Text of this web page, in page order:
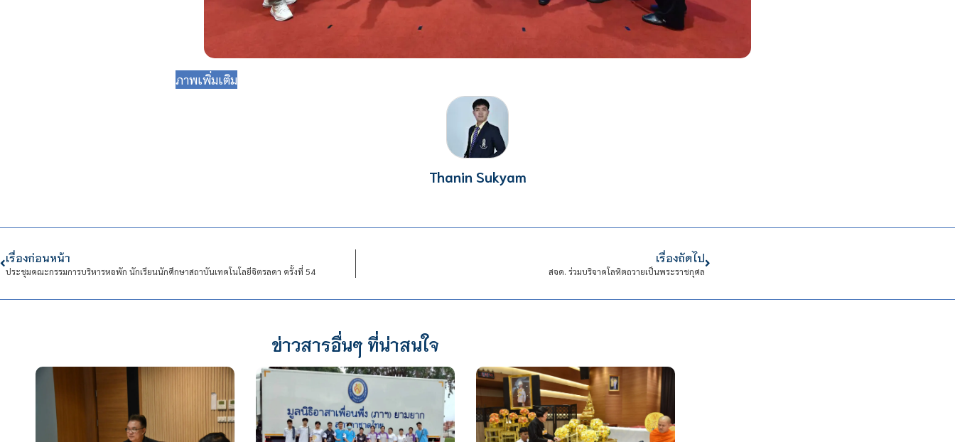
ภาพเพิ่มเติม
Thanin Sukyam
เรื่องก่อนหน้า
ประชุมคณะกรรมการบริหารหอพัก นักเรียนนักศึกษาสถาบันเทคโนโลยีจิตรลดา ครั้งที่ 54
เรื่องถัดไป
สจด. ร่วมบริจาคโลหิตถวายเป็นพระราชกุศล
ข่าวสารอื่นๆ ที่น่าสนใจ